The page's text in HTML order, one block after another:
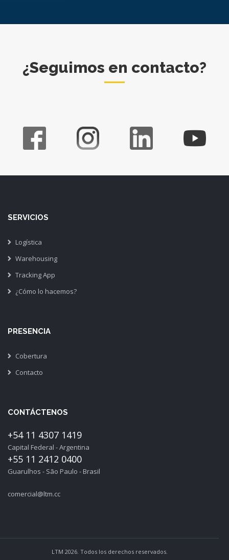
¿Seguimos en contacto?
SERVICIOS
Logística
Warehousing
Tracking App
¿Cómo lo hacemos?
PRESENCIA
Cobertura
Contacto
CONTÁCTENOS
+54 11 4307 1419
Capital Federal - Argentina
+55 11 2412 0400
Guarulhos - São Paulo - Brasil
comercial@ltm.cc
LTM 2026. Todos los derechos reservados.